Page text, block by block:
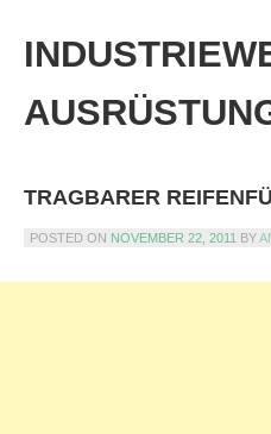
content
TRAGBARER
POSTED ON NOVEMBER 22, 2011 BY